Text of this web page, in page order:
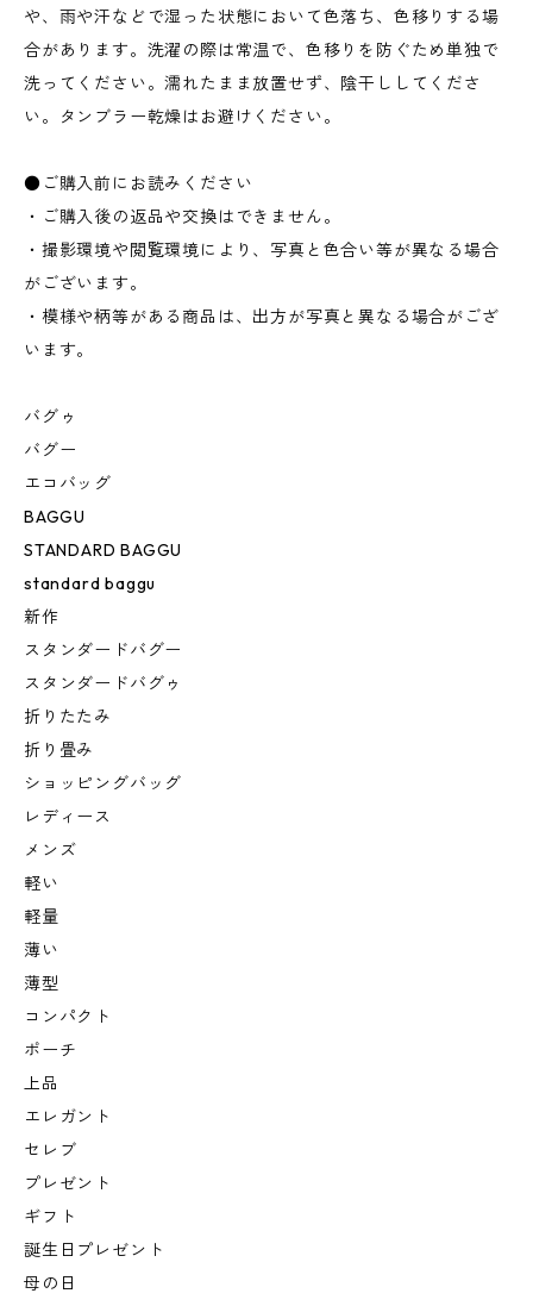
や、雨や汗などで湿った状態において色落ち、色移りする場
合があります。洗濯の際は常温で、色移りを防ぐため単独で
洗ってください。濡れたまま放置せず、陰干ししてくださ
い。タンブラー乾燥はお避けください。
●ご購入前にお読みください
・ご購入後の返品や交換はできません。
・撮影環境や閲覧環境により、写真と色合い等が異なる場合
がございます。
・模様や柄等がある商品は、出方が写真と異なる場合がござ
います。
バグゥ
バグー
エコバッグ
BAGGU
STANDARD BAGGU
standard baggu
新作
スタンダードバグー
スタンダードバグゥ
折りたたみ
折り畳み
ショッピングバッグ
レディース
メンズ
軽い
軽量
薄い
薄型
コンパクト
ポーチ
上品
エレガント
セレブ
プレゼント
ギフト
誕生日プレゼント
母の日